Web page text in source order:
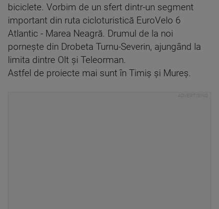
biciclete. Vorbim de un sfert dintr-un segment
important din ruta cicloturistică EuroVelo 6
Atlantic - Marea Neagră. Drumul de la noi
pornește din Drobeta Turnu-Severin, ajungând la
limita dintre Olt și Teleorman.
Astfel de proiecte mai sunt în Timiş şi Mureş.